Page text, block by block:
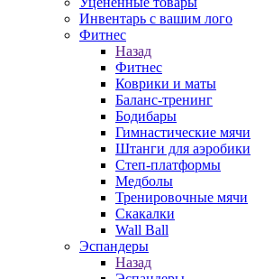
Инвентарь с вашим лого
Фитнес
Назад
Фитнес
Коврики и маты
Баланс-тренинг
Бодибары
Гимнастические мячи
Штанги для аэробики
Степ-платформы
Медболы
Тренировочные мячи
Скакалки
Wall Ball
Эспандеры
Назад